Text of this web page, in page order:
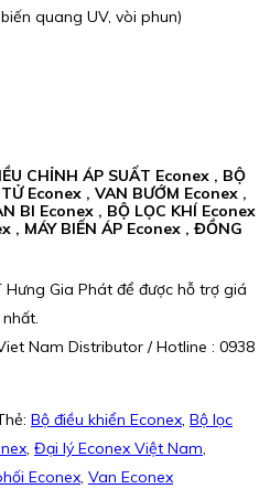
quang UV, vòi phun)
CHỈNH ÁP SUẤT Econex , BỘ
Econex , VAN BƯỚM Econex ,
BI Econex , BỘ LỌC KHÍ Econex
, MÁY BIẾN ÁP Econex , ĐỒNG
Hưng Gia Phát để được hỗ trợ giá
Nam Distributor / Hotline : 0938
Bộ điều khiển Econex, Bộ lọc
, Đại lý Econex Việt Nam,
Econex, Van Econex